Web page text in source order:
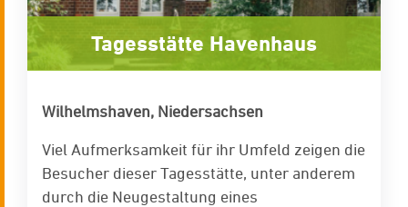
Tagesstätte Havenhaus
Wilhelmshaven, Niedersachsen
Viel Aufmerksamkeit für ihr Umfeld zeigen die
Besucher dieser Tagesstätte, unter anderem
durch die Neugestaltung eines